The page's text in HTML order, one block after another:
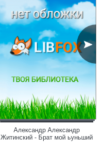
Александр Александр
Житинский - Брат мой ьуньший